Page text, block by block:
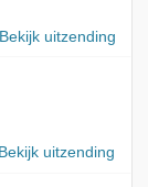
Bekijk uitzending
Bekijk uitzending